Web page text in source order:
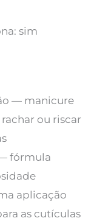
sim
— manicure
ou riscar
fórmula
aplicação
as cutículas